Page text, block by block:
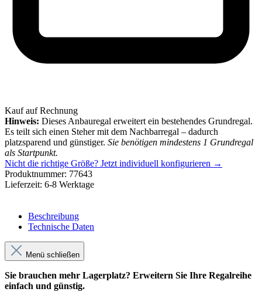
Kauf auf Rechnung
Hinweis: Dieses Anbauregal erweitert ein bestehendes Grundregal.
Es teilt sich einen Steher mit dem Nachbarregal – dadurch
platzsparend und günstiger. Sie benötigen mindestens 1 Grundregal
als Startpunkt.
Nicht die richtige Größe? Jetzt individuell konfigurieren →
Produktnummer: 77643
Lieferzeit: 6-8 Werktage
Beschreibung
Technische Daten
Menü schließen
Sie brauchen mehr Lagerplatz? Erweitern Sie Ihre Regalreihe
einfach und günstig.